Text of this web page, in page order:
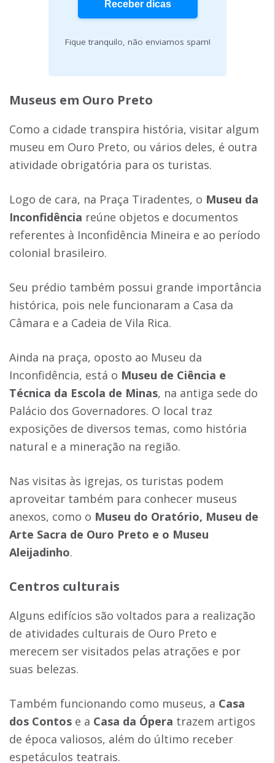
Fique tranquilo, não enviamos spam!
Museus em Ouro Preto
Como a cidade transpira história, visitar algum
museu em Ouro Preto, ou vários deles, é outra
atividade obrigatória para os turistas.
Logo de cara, na Praça Tiradentes, o Museu da
Inconfidência reúne objetos e documentos
referentes à Inconfidência Mineira e ao período
colonial brasileiro.
Seu prédio também possui grande importância
histórica, pois nele funcionaram a Casa da
Câmara e a Cadeia de Vila Rica.
Ainda na praça, oposto ao Museu da
Inconfidência, está o Museu de Ciência e
Técnica da Escola de Minas, na antiga sede do
Palácio dos Governadores. O local traz
exposições de diversos temas, como história
natural e a mineração na região.
Nas visitas às igrejas, os turistas podem
aproveitar também para conhecer museus
anexos, como o Museu do Oratório, Museu de
Arte Sacra de Ouro Preto e o Museu
Aleijadinho.
Centros culturais
Alguns edifícios são voltados para a realização
de atividades culturais de Ouro Preto e
merecem ser visitados pelas atrações e por
suas belezas.
Também funcionando como museus, a Casa
dos Contos e a Casa da Ópera trazem artigos
de época valiosos, além do último receber
espetáculos teatrais.